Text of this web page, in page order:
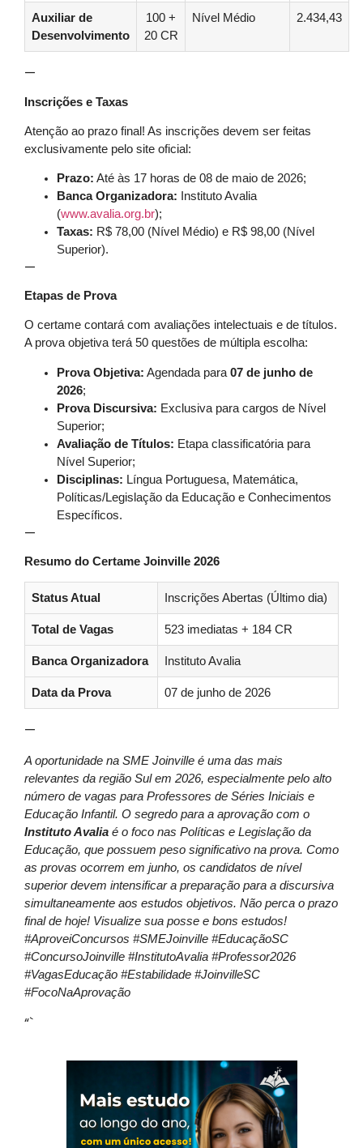
Auxiliar de
Desenvolvimento
100 +
20 CR
Nível Médio 2.434,43
—
Inscrições e Taxas
Atenção ao prazo final! As inscrições devem ser feitas
exclusivamente pelo site oficial:
Prazo: Até às 17 horas de 08 de maio de 2026;
Banca Organizadora: Instituto Avalia
(www.avalia.org.br);
Taxas: R$ 78,00 (Nível Médio) e R$ 98,00 (Nível
Superior).
—
Etapas de Prova
O certame contará com avaliações intelectuais e de títulos.
A prova objetiva terá 50 questões de múltipla escolha:
Prova Objetiva: Agendada para 07 de junho de
2026;
Prova Discursiva: Exclusiva para cargos de Nível
Superior;
Avaliação de Títulos: Etapa classificatória para
Nível Superior;
Disciplinas: Língua Portuguesa, Matemática,
Políticas/Legislação da Educação e Conhecimentos
Específicos.
—
Resumo do Certame Joinville 2026
Status Atual Inscrições Abertas (Último dia)
Total de Vagas 523 imediatas + 184 CR
Banca Organizadora Instituto Avalia
Data da Prova 07 de junho de 2026
—
A oportunidade na SME Joinville é uma das mais
relevantes da região Sul em 2026, especialmente pelo alto
número de vagas para Professores de Séries Iniciais e
Educação Infantil. O segredo para a aprovação com o
Instituto Avalia é o foco nas Políticas e Legislação da
Educação, que possuem peso significativo na prova. Como
as provas ocorrem em junho, os candidatos de nível
superior devem intensificar a preparação para a discursiva
simultaneamente aos estudos objetivos. Não perca o prazo
final de hoje! Visualize sua posse e bons estudos!
#AproveiConcursos #SMEJoinville #EducaçãoSC
#ConcursoJoinville #InstitutoAvalia #Professor2026
#VagasEducação #Estabilidade #JoinvilleSC
#FocoNaAprovação
“`